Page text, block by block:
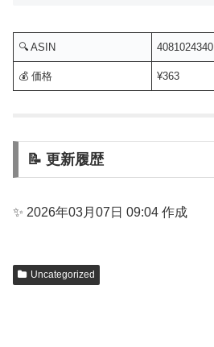
🔍 ASIN 4081024340
💰 価格 ¥363
📝 更新履歴
✨ 2026年03月07日 09:04 作成
Uncategorized